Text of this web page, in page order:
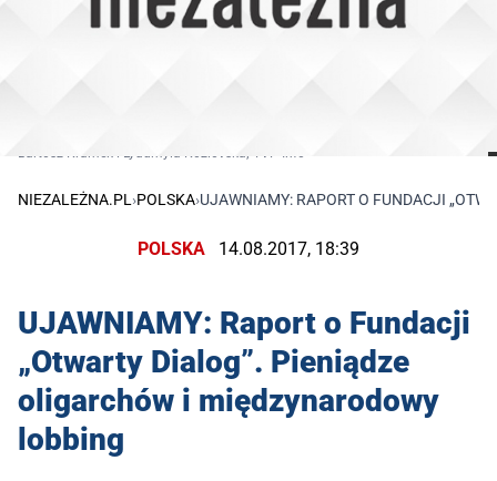
NIEZALEŻNA.PL ›POLSKA›UJAWNIAMY: RAPORT O FUNDACJI
POLSKA 14.08.2017, 18:39
UJAWNIAMY: Raport o Fundacji
„Otwarty Dialog”. Pieniądze
oligarchów i międzynarodowy
lobbing